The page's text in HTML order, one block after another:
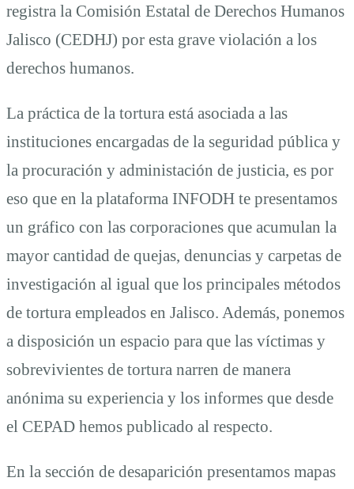
registra la Comisión Estatal de Derechos Humanos
Jalisco (CEDHJ) por esta grave violación a los
derechos humanos.
La práctica de la tortura está asociada a las
instituciones encargadas de la seguridad pública y
la procuración y administación de justicia, es por
eso que en la plataforma INFODH te presentamos
un gráfico con las corporaciones que acumulan la
mayor cantidad de quejas, denuncias y carpetas de
investigación al igual que los principales métodos
de tortura empleados en Jalisco. Además, ponemos
a disposición un espacio para que las víctimas y
sobrevivientes de tortura narren de manera
anónima su experiencia y los informes que desde
el CEPAD hemos publicado al respecto.
En la sección de desaparición presentamos mapas